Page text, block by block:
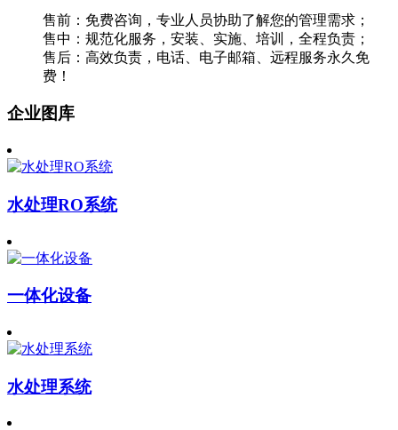
售前：免费咨询，专业人员协助了解您的管理需求；
售中：规范化服务，安装、实施、培训，全程负责；
售后：高效负责，电话、电子邮箱、远程服务永久免
费！
企业图库
水处理RO系统
一体化设备
水处理系统